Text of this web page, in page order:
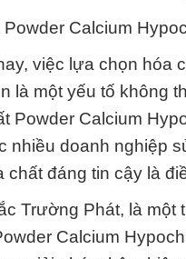
Calcium
việc lựa chọn hóa
là một yếu tố không
Powder Calcium
nhiều doanh nghiệp
chất đáng tin cậy là
Trường Phát, là
Calcium